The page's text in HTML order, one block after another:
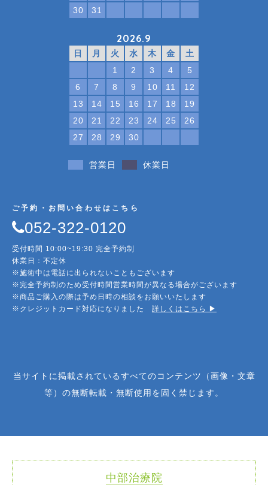
30
31
2026.9
日 月 火 水 木 金
土
1
2 3 4
5
6
7 8 9 10 11
12
13
14 15 16 17 18
19
20
21 22 23 24 25
26
27
28 29 30
営業日 休業日
ご予約・お問い合わせはこちら
052-322-0120
受付時間 10:00~19:30 完全予約制
休業日：不定休
※施術中は電話に出られないこともございます
※完全予約制のため受付時間営業時間が異なる場合がございます
※商品ご購入の際は予め日時の相談をお願いいたします
※クレジットカード対応になりました 詳しくはこちら ▶︎
当サイトに掲載されているすべてのコンテンツ（画像・文章
等）の無断転載・無断使用を固く禁じます。
中部治療院